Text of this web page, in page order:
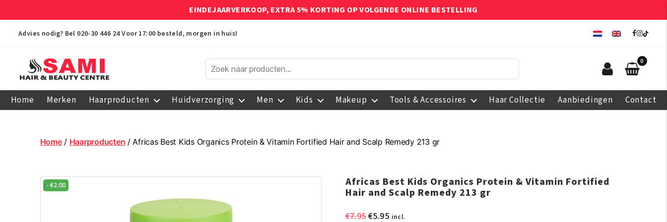
EINDEJAARVERKOOP, EXTRA 5% KORTING OP VOLGENDE ONLINE BESTELLING
Advies nodig? Bel 020-30 446 24 Voor 17:00 besteld, morgen in huis!
Hair
Centre
0
Home Merken Haarproducten Huidverzorging Men Kids Makeup Tools & Accessoires Haar Collectie Aanbiedingen Contact
Home/ Haarproducten / Africas Best Kids Organics Protein & Vitamin Fortified Hair and Scalp Remedy 213 gr
- €2.00 Africas Best Kids Organics Protein & Vitamin Fortified
Hair and Scalp Remedy 213 gr
€7.95Oorspronkelijke
€5.95Huidige
incl.